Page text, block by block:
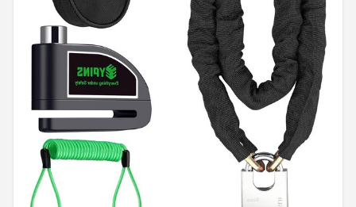
Shop
Volare
ABUS
AXA